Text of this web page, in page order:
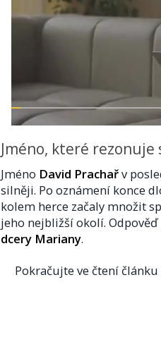
Jméno, které rezonuje
Jméno David Prachařv
silněji. Po oznámení konce
kolem herce začaly množit
jeho nejbližší okolí.
dcery Mariany.
Pokračujte ve čtení